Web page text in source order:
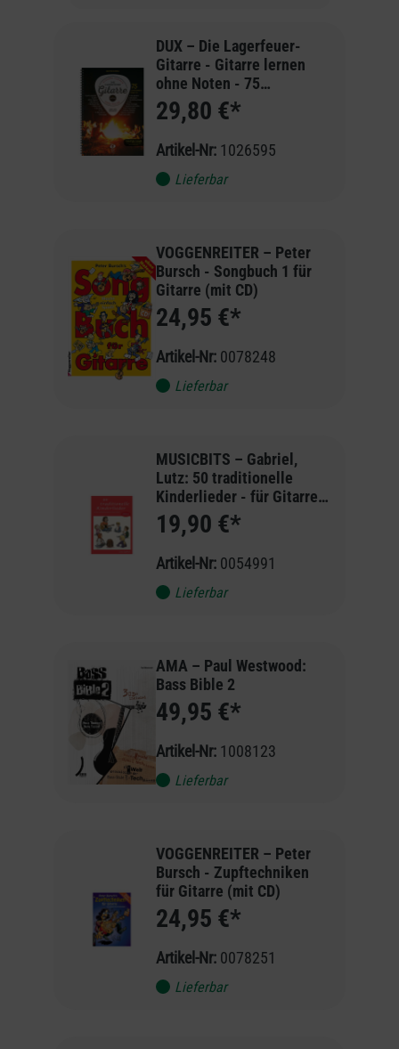
DUX – Die Lagerfeuer-
Gitarre - Gitarre lernen
ohne Noten - 75
unverzichtbare Songs
29,80 €*
Artikel-Nr: 1026595
Lieferbar
VOGGENREITER – Peter
Bursch - Songbuch 1 für
Gitarre (mit CD)
24,95 €*
Artikel-Nr: 0078248
Lieferbar
MUSICBITS – Gabriel,
Lutz: 50 traditionelle
Kinderlieder - für Gitarre
und Begleitinstrumente in
mehreren Ton
19,90 €*
Artikel-Nr: 0054991
Lieferbar
AMA – Paul Westwood:
Bass Bible 2
49,95 €*
Artikel-Nr: 1008123
Lieferbar
VOGGENREITER – Peter
Bursch - Zupftechniken
für Gitarre (mit CD)
24,95 €*
Artikel-Nr: 0078251
Lieferbar